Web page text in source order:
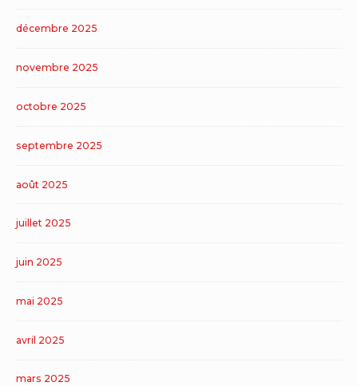
décembre 2025
novembre 2025
octobre 2025
septembre 2025
août 2025
juillet 2025
juin 2025
mai 2025
avril 2025
mars 2025